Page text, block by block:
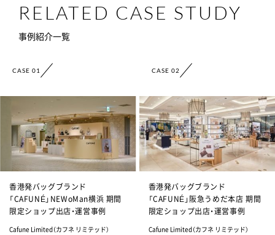
RELATED CASE STUDY
事例紹介一覧
CASE 01
香港発バッグブランド
「CAFUNÉ」NEWoMan横浜 期間
限定ショップ出店・運営事例
Cafune Limited（カフネ リミテッド）
CASE 02
香港発バッグブランド
「CAFUNÉ」阪急うめだ本店 期間
限定ショップ出店・運営事例
Cafune Limited（カフネ リミテッド）